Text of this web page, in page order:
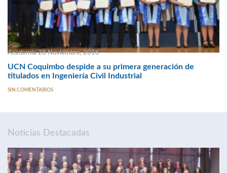
Academia 28 Noviembre, 2016
UCN Coquimbo despide a su primera generación de
titulados en Ingeniería Civil Industrial
SIN COMENTARIOS
Noticias Destacadas